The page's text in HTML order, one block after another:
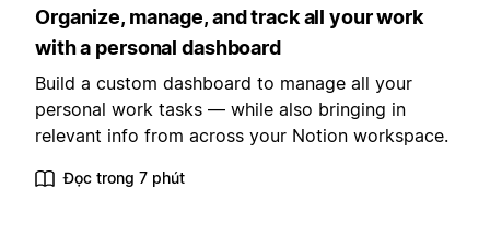
Organize, manage, and track all your work
with a personal dashboard
Build a custom dashboard to manage all your
personal work tasks — while also bringing in
relevant info from across your Notion workspace.
Đọc trong 7 phút